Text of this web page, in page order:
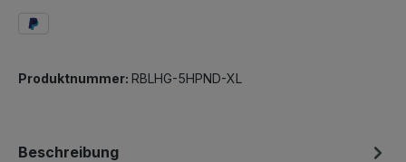
Produktnummer: RBLHG-5HPND-XL
Beschreibung